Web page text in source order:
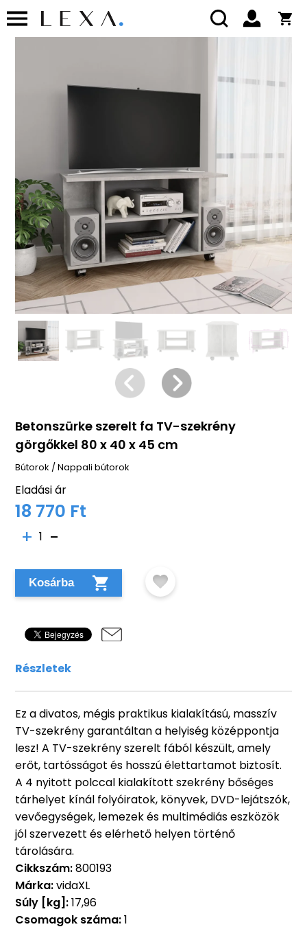
Betonszürke szerelt fa TV-szekrény
görgőkkel 80 x 40 x 45 cm
Bútorok /Nappali bútorok
Eladási ár
18 770 Ft
1
Kosárba
Részletek
Ez a divatos, mégis praktikus kialakítású, masszív
TV-szekrény garantáltan a helyiség középpontja
lesz! A TV-szekrény szerelt fából készült, amely
erőt, tartósságot és hosszú élettartamot biztosít.
A 4 nyitott polccal kialakított szekrény bőséges
tárhelyet kínál folyóiratok, könyvek, DVD-lejátszók,
vevőegységek, lemezek és multimédiás eszközök
jól szervezett és elérhető helyen történő
tárolására.
Cikkszám:800193
Márka:vidaXL
Súly [kg]:17,96
Csomagok száma:1